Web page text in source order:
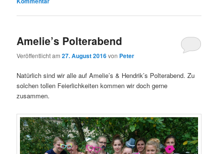
Amelie’s Polterabend
Veröffentlicht am27. August 2016von Peter
Natürlich sind wir alle auf Amelie’s & Hendrik’s Polterabend. Zu
solchen tollen Feierlichkeiten kommen wir doch gerne
zusammen.